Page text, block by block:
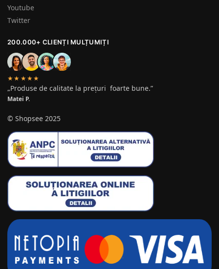
Youtube
Twitter
200.000+ CLIENȚI MULȚUMIȚI
★★★★★
„Produse de calitate la prețuri foarte bune.”
Matei P.
© Shopsee 2025